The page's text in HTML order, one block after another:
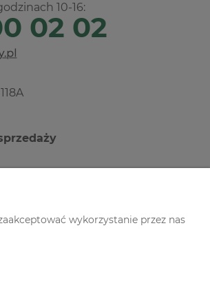
10-16:
02 02
wykorzystanie przez nas